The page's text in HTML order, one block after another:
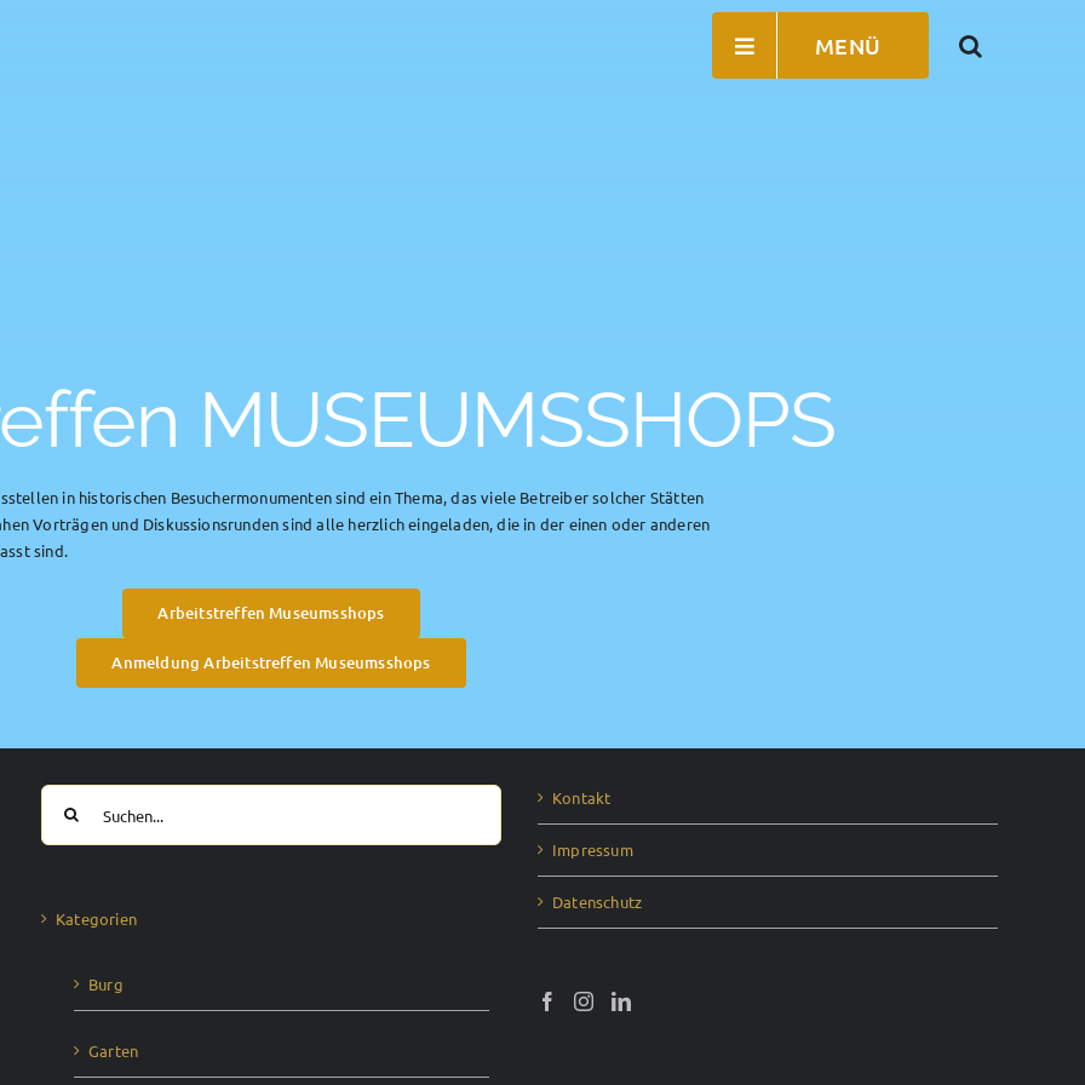
MENÜ
MUSEUMSSHOPS
in historischen Besuchermonumenten sind ein Thema, das viele Betreiber solcher Stätten
Vorträgen und Diskussionsrunden sind alle herzlich eingeladen, die in der einen oder anderen
sind.
Arbeitstreffen Museumsshops
Anmeldung Arbeitstreffen Museumsshops
Suche
nach:
Kategorien
Burg
Garten
Kontakt
Impressum
Datenschutz